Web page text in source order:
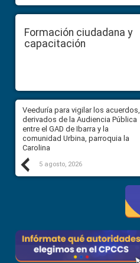
Formación ciudadana y
capacitación
Previous
Veeduría para vigilar los acuerdos,
derivados de la Audiencia Pública
entre el GAD de Ibarra y la
comunidad Urbina, parroquia la
Carolina
5 agosto, 2026